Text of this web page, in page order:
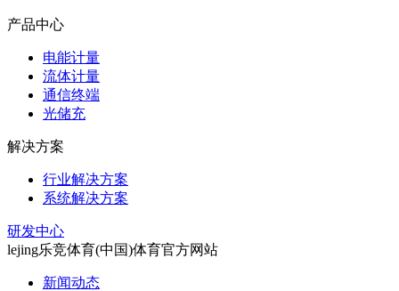
产品中心
电能计量
流体计量
通信终端
光储充
解决方案
行业解决方案
系统解决方案
研发中心
lejing乐竞体育(中国)体育官方网站
新闻动态